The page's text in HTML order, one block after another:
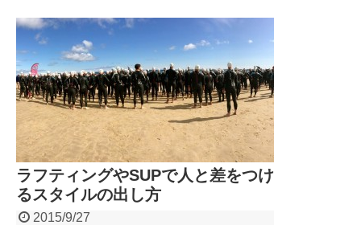
ラフティングやSUPで人と差をつけ
るスタイルの出し方
2015/9/27